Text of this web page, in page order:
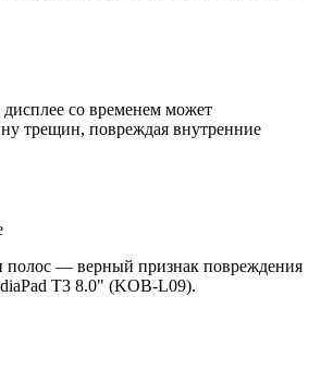
со временем может
трещин, повреждая внутренние
полос — верный признак повреждения
T3 8.0" (KOB-L09).